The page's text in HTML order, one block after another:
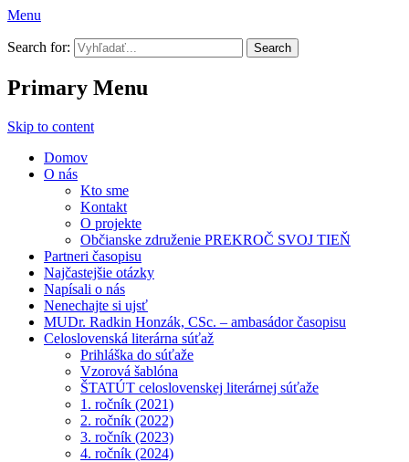
Menu
Prekroč svoj tieň
Search for:
Primary Menu
Skip to content
Domov
O nás
Kto sme
Kontakt
O projekte
Občianske združenie PREKROČ SVOJ TIEŇ
Partneri časopisu
Najčastejšie otázky
Napísali o nás
Nenechajte si ujsť
MUDr. Radkin Honzák, CSc. – ambasádor časopisu
Celoslovenská literárna súťaž
Prihláška do súťaže
Vzorová šablóna
ŠTATÚT celoslovenskej literárnej súťaže
1. ročník (2021)
2. ročník (2022)
3. ročník (2023)
4. ročník (2024)